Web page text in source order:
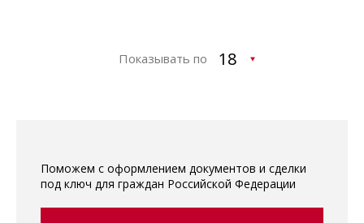
Показывать по
Поможем с оформлением документов и сделки
под ключ для граждан Российской Федерации